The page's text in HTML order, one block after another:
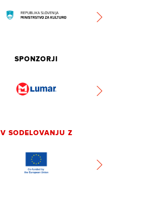
SPONZORJI
V SODELOVANJU Z